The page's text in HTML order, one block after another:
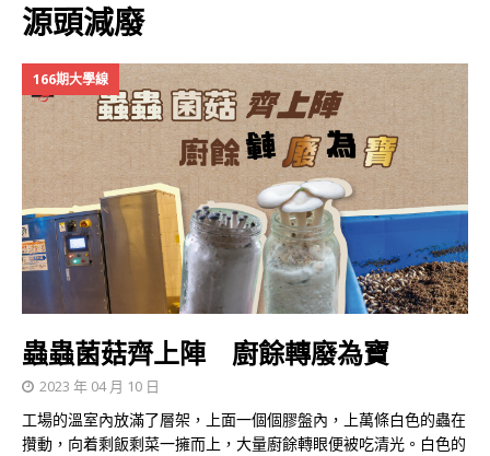
源頭減廢
166期大學線
蟲蟲菌菇齊上陣 廚餘轉廢為寶
2023 年 04 月 10 日
工場的溫室內放滿了層架，上面一個個膠盤內，上萬條白色的蟲在
攢動，向着剩飯剩菜一擁而上，大量廚餘轉眼便被吃清光。白色的